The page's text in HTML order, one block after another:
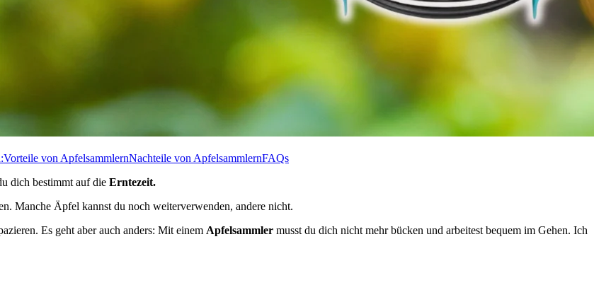
Vorteile von ApfelsammlernNachteile von ApfelsammlernFAQs
dich bestimmt auf die Erntezeit.
Manche Äpfel kannst du noch weiterverwenden, andere nicht.
Es geht aber auch anders: Mit einem Apfelsammler musst du dich nicht mehr bücken und arbeitest bequem im Gehen. Ich